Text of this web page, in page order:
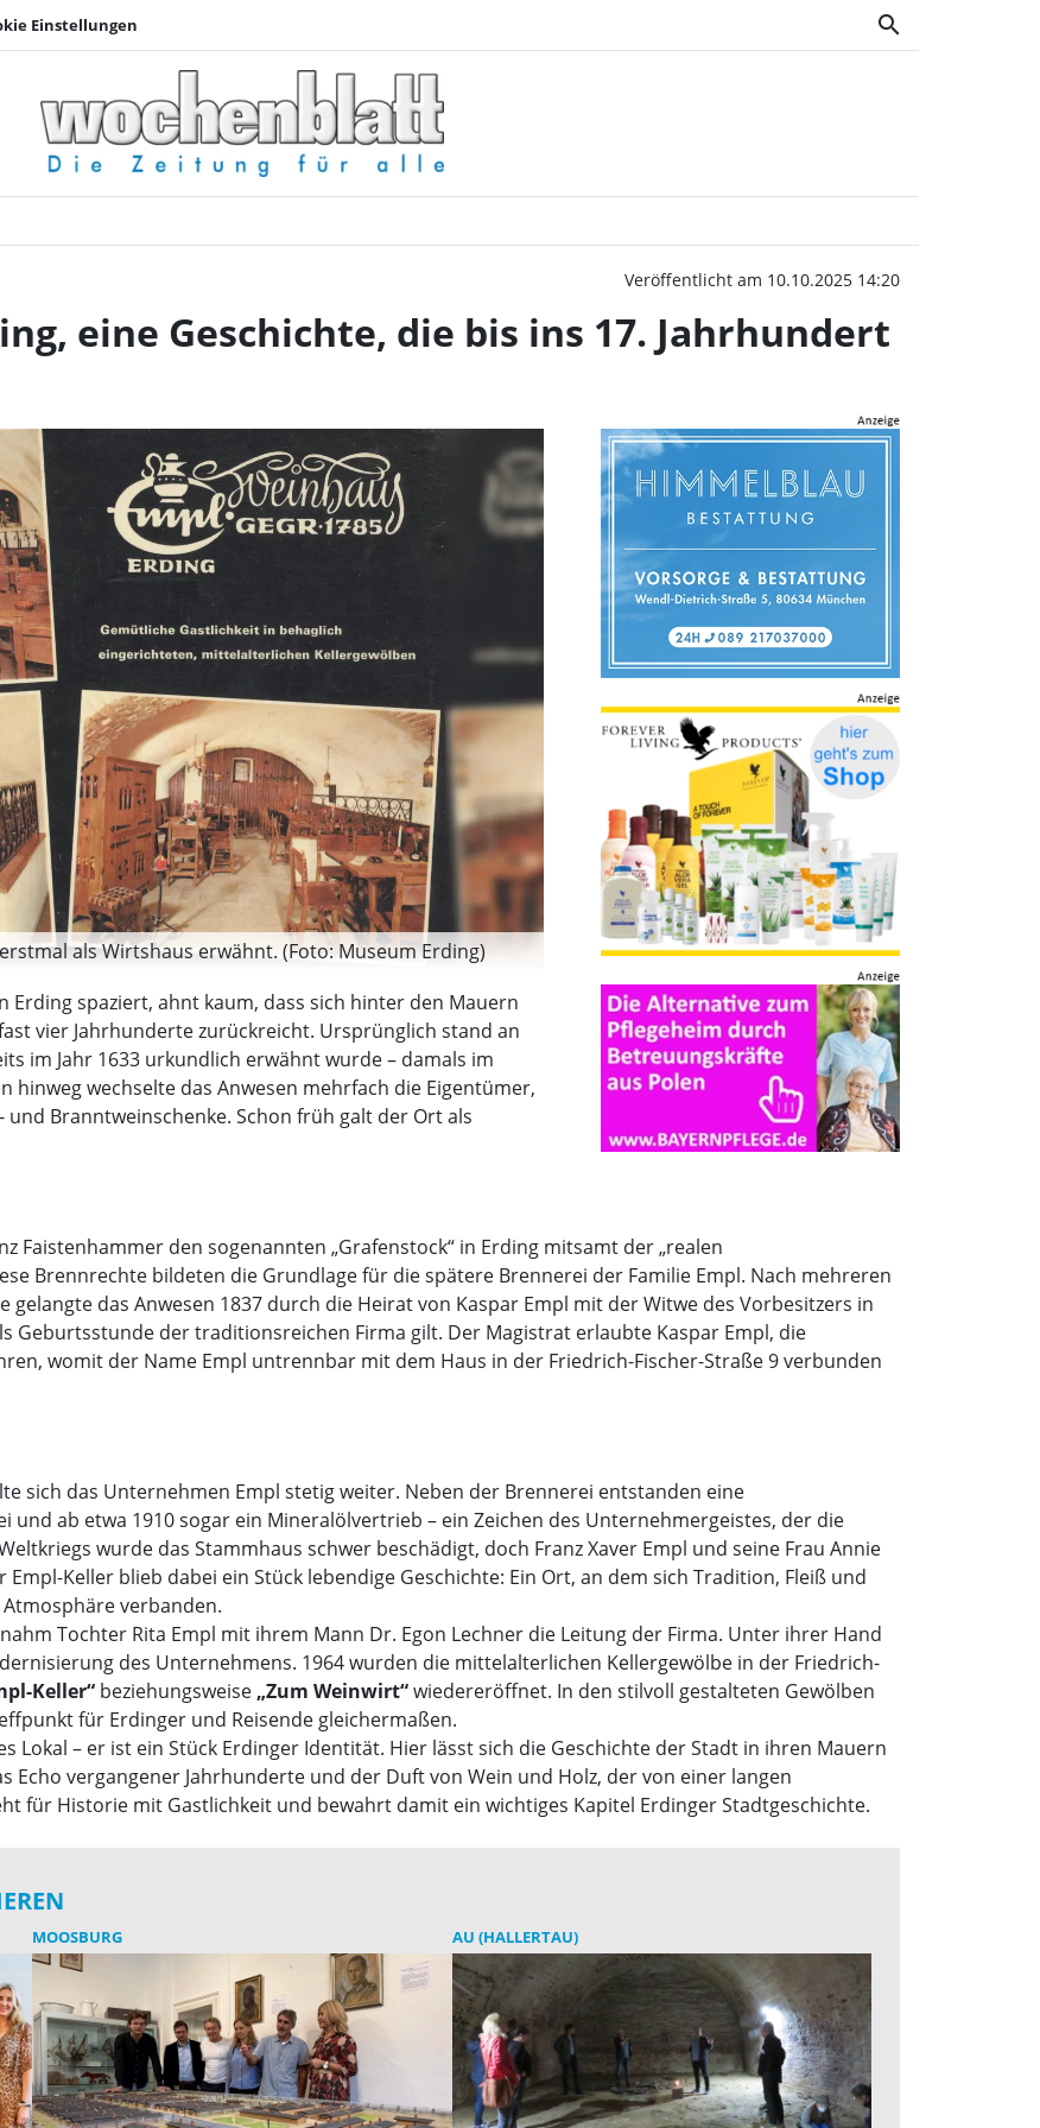
Einstellungen search
Der Empl-Keller in Erding, eine Geschichte,
Veröffentlicht am 10.10.2025 14:20
eine Geschichte, die bis ins 17. Jahrhundert
als Wirtshaus erwähnt. (Foto: Museum Erding)
spaziert, ahnt kaum, dass sich hinter den Mauern
vier Jahrhunderte zurückreicht. Ursprünglich stand an
im Jahr 1633 urkundlich erwähnt wurde – damals im
hinweg wechselte das Anwesen mehrfach die Eigentümer,
Branntweinschenke. Schon früh galt der Ort als
Faistenhammer den sogenannten „Grafenstock“ in Erding mitsamt der „realen
Brennrechte bildeten die Grundlage für die spätere Brennerei der Familie Empl. Nach mehreren
das Anwesen 1837 durch die Heirat von Kaspar Empl mit der Witwe des Vorbesitzers in
Geburtsstunde der traditionsreichen Firma gilt. Der Magistrat erlaubte Kaspar Empl, die
womit der Name Empl untrennbar mit dem Haus in der Friedrich-Fischer-Straße 9 verbunden
sich das Unternehmen Empl stetig weiter. Neben der Brennerei entstanden eine
und ab etwa 1910 sogar ein Mineralölvertrieb – ein Zeichen des Unternehmergeistes, der die
wurde das Stammhaus schwer beschädigt, doch Franz Xaver Empl und seine Frau Annie
Keller blieb dabei ein Stück lebendige Geschichte: Ein Ort, an dem sich Tradition, Fleiß und
verbanden.
Tochter Rita Empl mit ihrem Mann Dr. Egon Lechner die Leitung der Firma. Unter ihrer Hand
des Unternehmens. 1964 wurden die mittelalterlichen Kellergewölbe in der Friedrich-
Keller“ beziehungsweise „Zum Weinwirt“wiedereröffnet. In den stilvoll gestalteten Gewölben
für Erdinger und Reisende gleichermaßen.
Lokal – er ist ein Stück Erdinger Identität. Hier lässt sich die Geschichte der Stadt in ihren Mauern
Echo vergangener Jahrhunderte und der Duft von Wein und Holz, der von einer langen
für Historie mit Gastlichkeit und bewahrt damit ein wichtiges Kapitel Erdinger Stadtgeschichte.
MOOSBURG AU (HALLERTAU)